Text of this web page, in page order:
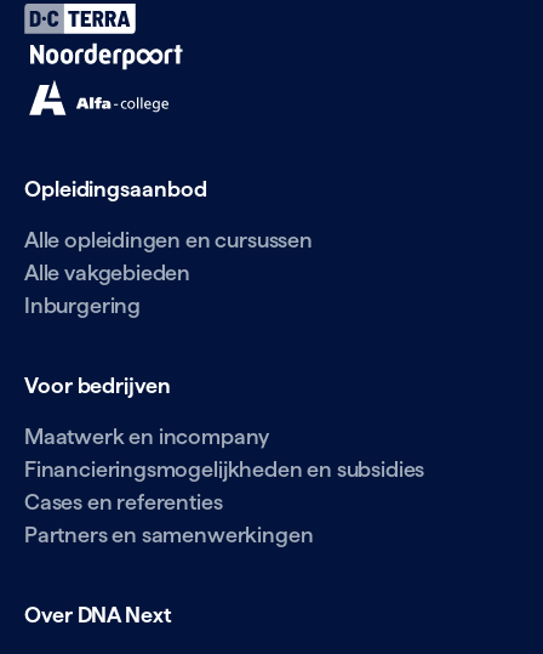
Opleidingsaanbod
Alle opleidingen en cursussen
Alle vakgebieden
Inburgering
Voor bedrijven
Maatwerk en incompany
Financieringsmogelijkheden en subsidies
Cases en referenties
Partners en samenwerkingen
Over DNA Next